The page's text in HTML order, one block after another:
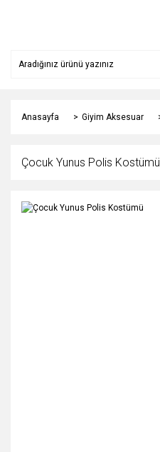
Anasayfa Giyim Aksesuar
Çocuk Yunus Polis Kostümü